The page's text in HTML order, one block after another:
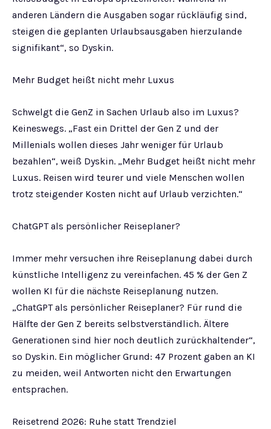
anderen Ländern die Ausgaben sogar rückläufig sind,
steigen die geplanten Urlaubsausgaben hierzulande
signifikant“, so Dyskin.
Mehr Budget heißt nicht mehr Luxus
Schwelgt die GenZ in Sachen Urlaub also im Luxus?
Keineswegs. „Fast ein Drittel der Gen Z und der
Millenials wollen dieses Jahr weniger für Urlaub
bezahlen“, weiß Dyskin. „Mehr Budget heißt nicht mehr
Luxus. Reisen wird teurer und viele Menschen wollen
trotz steigender Kosten nicht auf Urlaub verzichten.“
ChatGPT als persönlicher Reiseplaner?
Immer mehr versuchen ihre Reiseplanung dabei durch
künstliche Intelligenz zu vereinfachen. 45 % der Gen Z
wollen KI für die nächste Reiseplanung nutzen.
„ChatGPT als persönlicher Reiseplaner? Für rund die
Hälfte der Gen Z bereits selbstverständlich. Ältere
Generationen sind hier noch deutlich zurückhaltender“,
so Dyskin. Ein möglicher Grund: 47 Prozent gaben an KI
zu meiden, weil Antworten nicht den Erwartungen
entsprachen.
Reisetrend 2026: Ruhe statt Trendziel